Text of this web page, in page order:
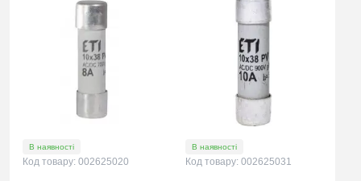
В наявності
Код товару: 002625020
В наявності
Код товару: 002625031